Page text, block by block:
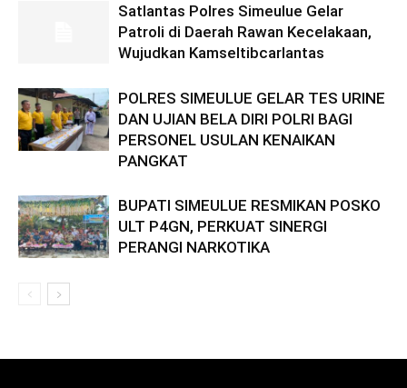
Satlantas Polres Simeulue Gelar
Patroli di Daerah Rawan Kecelakaan,
Wujudkan Kamseltibcarlantas
POLRES SIMEULUE GELAR TES URINE
DAN UJIAN BELA DIRI POLRI BAGI
PERSONEL USULAN KENAIKAN
PANGKAT
BUPATI SIMEULUE RESMIKAN POSKO
ULT P4GN, PERKUAT SINERGI
PERANGI NARKOTIKA